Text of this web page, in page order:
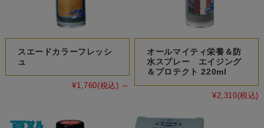
スエードカラーフレッシ
ュ
¥1,760(税込) ～
オールマイティ栄養＆防
水スプレー エイジング
＆プロテクト 220ml
¥2,310(税込)